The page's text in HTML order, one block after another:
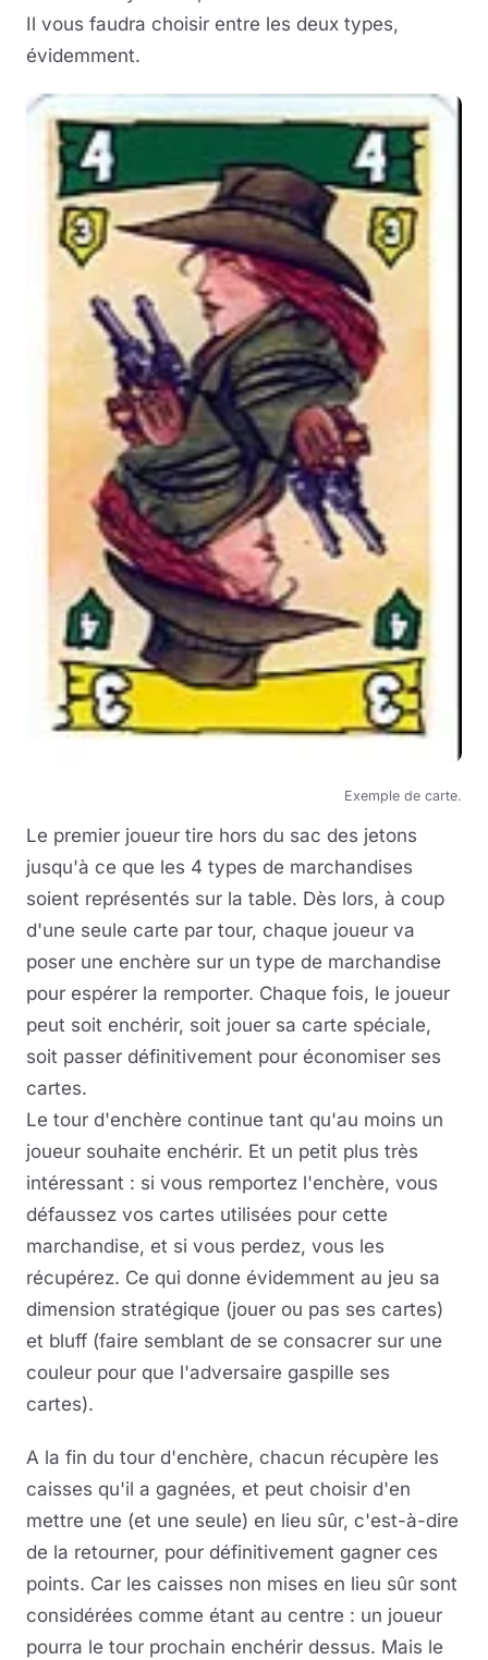
Il vous faudra choisir entre les deux types,
évidemment.
Exemple de carte.
Le premier joueur tire hors du sac des jetons
jusqu'à ce que les 4 types de marchandises
soient représentés sur la table. Dès lors, à coup
d'une seule carte par tour, chaque joueur va
poser une enchère sur un type de marchandise
pour espérer la remporter. Chaque fois, le joueur
peut soit enchérir, soit jouer sa carte spéciale,
soit passer définitivement pour économiser ses
cartes.
Le tour d'enchère continue tant qu'au moins un
joueur souhaite enchérir. Et un petit plus très
intéressant : si vous remportez l'enchère, vous
défaussez vos cartes utilisées pour cette
marchandise, et si vous perdez, vous les
récupérez. Ce qui donne évidemment au jeu sa
dimension stratégique (jouer ou pas ses cartes)
et bluff (faire semblant de se consacrer sur une
couleur pour que l'adversaire gaspille ses
cartes).
A la fin du tour d'enchère, chacun récupère les
caisses qu'il a gagnées, et peut choisir d'en
mettre une (et une seule) en lieu sûr, c'est-à-dire
de la retourner, pour définitivement gagner ces
points. Car les caisses non mises en lieu sûr sont
considérées comme étant au centre : un joueur
pourra le tour prochain enchérir dessus. Mais le